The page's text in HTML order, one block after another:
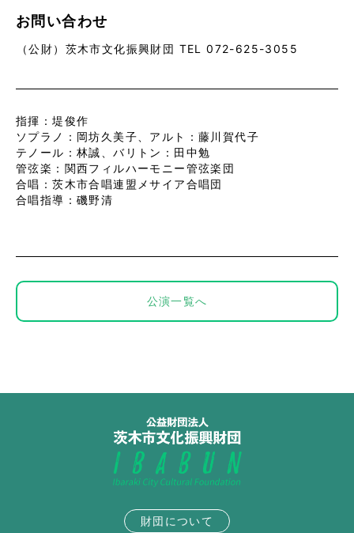
お問い合わせ
（公財）茨木市文化振興財団 TEL 072-625-3055
指揮：堤俊作
ソプラノ：岡坊久美子、アルト：藤川賀代子
テノール：林誠、バリトン：田中勉
管弦楽：関西フィルハーモニー管弦楽団
合唱：茨木市合唱連盟メサイア合唱団
合唱指導：磯野清
公演一覧へ
財団について